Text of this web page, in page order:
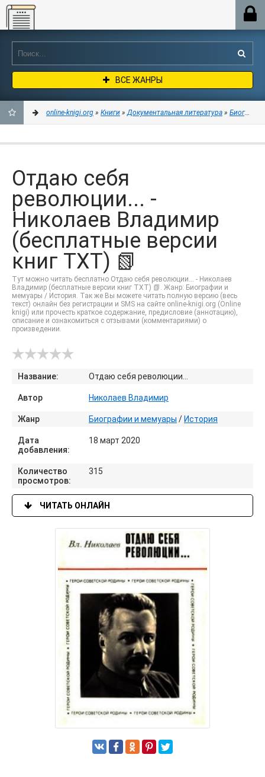
Online-knigi.org
ВСЕ ЖАНРЫ
ЗАКЛАДКИ
online-knigi.org » Книги »Документальная литература »
Отдаю себя
революции... -
Николаев Владимир
(бесплатные версии
книг TXT) 📗
Тут можно читать бесплатно Отдаю себя революции... - Николаев
Владимир (бесплатные версии книг TXT) 📗. Жанр: Биографии и
мемуары / История. Так же Вы можете читать полную версию (весь
текст) онлайн без регистрации и SMS на сайте online-knigi.org (Online
knigi) или прочесть краткое содержание, предисловие (аннотацию),
описание и ознакомиться с отзывами (комментариями) о
произведении.
Название: Отдаю себя революции...
Автор Николаев Владимир
Жанр Биографии и мемуары / История
Дата
добавления:
18 март 2020
Количество
просмотров:
315
ЧИТАТЬ ОНЛАЙН